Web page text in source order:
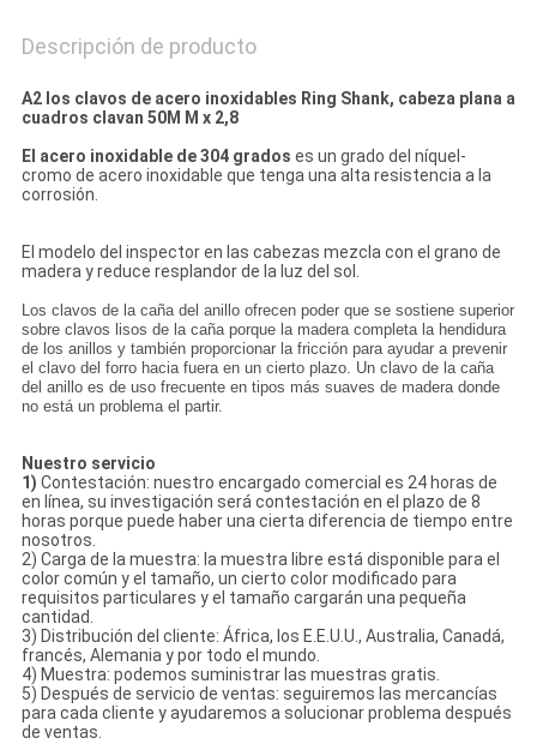
Descripción de producto
A2 los clavos de acero inoxidables Ring Shank, cabeza plana a
cuadros clavan 50M M x 2,8
El acero inoxidable de 304 grados es un grado del níquel-
cromo de acero inoxidable que tenga una alta resistencia a la
corrosión.
El modelo del inspector en las cabezas mezcla con el grano de
madera y reduce resplandor de la luz del sol.
Los clavos de la caña del anillo ofrecen poder que se sostiene superior
sobre clavos lisos de la caña porque la madera completa la hendidura
de los anillos y también proporcionar la fricción para ayudar a prevenir
el clavo del forro hacia fuera en un cierto plazo. Un clavo de la caña
del anillo es de uso frecuente en tipos más suaves de madera donde
no está un problema el partir.
Nuestro servicio
1) Contestación: nuestro encargado comercial es 24 horas de
en línea, su investigación será contestación en el plazo de 8
horas porque puede haber una cierta diferencia de tiempo entre
nosotros.
2) Carga de la muestra: la muestra libre está disponible para el
color común y el tamaño, un cierto color modificado para
requisitos particulares y el tamaño cargarán una pequeña
cantidad.
3) Distribución del cliente: África, los E.E.U.U., Australia, Canadá,
francés, Alemania y por todo el mundo.
4) Muestra: podemos suministrar las muestras gratis.
5) Después de servicio de ventas: seguiremos las mercancías
para cada cliente y ayudaremos a solucionar problema después
de ventas.